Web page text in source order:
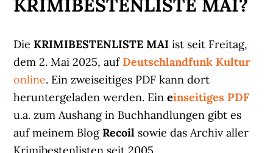
KRIMIBESTENLISTE MAI?
DieKRIMIBESTENLISTE MAI ist seit Freitag,
dem 2. Mai 2025, auf Deutschlandfunk Kultur
online. Ein zweiseitiges PDF kann dort
heruntergeladen werden. Eineinseitiges PDF
u.a. zum Aushang in Buchhandlungen gibt es
auf meinem BlogRecoil sowie das Archiv aller